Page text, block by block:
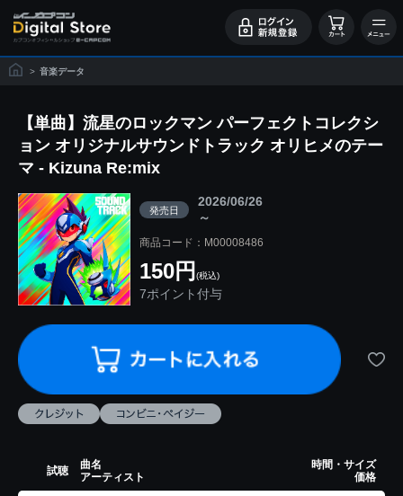
> 音楽データ
【単曲】流星のロックマン パーフェクトコレクシ
ョン オリジナルサウンドトラック オリヒメのテー
マ - Kizuna Re:mix
発売日
2026/06/26
～
商品コード：M00008486
150円 (税込)
7ポイント付与
試聴
曲名
アーティスト
時間・サイズ
価格